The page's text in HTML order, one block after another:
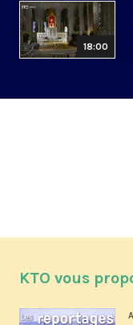
18:00
KTO vous